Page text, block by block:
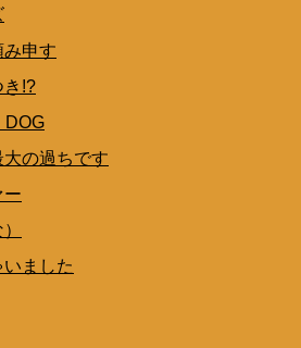
申す
き!?
の過ちです
ー
ました